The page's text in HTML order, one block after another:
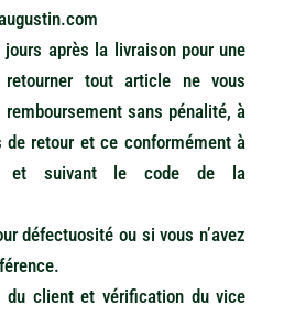
après la livraison pour une
tout article ne vous
sans pénalité, à
de retour et ce conformément à
et suivant le code de la
défectuosité ou si vous n’avez
du client et vérification du vice